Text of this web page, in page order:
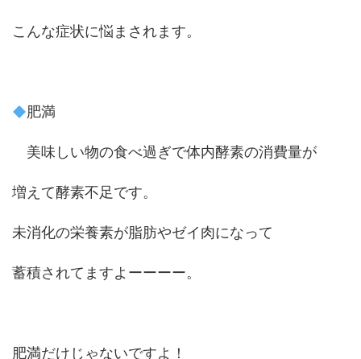
こんな症状に悩まされます。
肥満
美味しい物の食べ過ぎで体内酵素の消費量が
増えて酵素不足です。
未消化の栄養素が脂肪やゼイ肉になって
蓄積されてますよーーーー。
肥満だけじゃないですよ！